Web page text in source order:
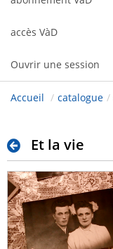
accès VàD
Ouvrir une session
Accueil / catalogue /
Et la vie